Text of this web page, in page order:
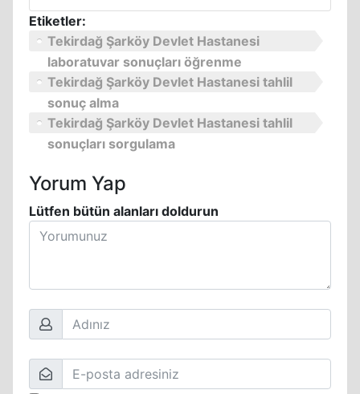
Etiketler:
Tekirdağ Şarköy Devlet Hastanesi
laboratuvar sonuçları öğrenme
Tekirdağ Şarköy Devlet Hastanesi tahlil
sonuç alma
Tekirdağ Şarköy Devlet Hastanesi tahlil
sonuçları sorgulama
Yorum Yap
Lütfen bütün alanları doldurun